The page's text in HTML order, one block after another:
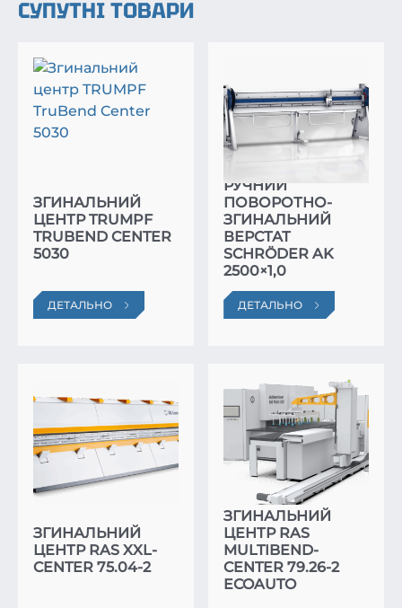
СУПУТНІ ТОВАРИ
ЗГИНАЛЬНИЙ
ЦЕНТР TRUMPF
TRUBEND CENTER
5030
ДЕТАЛЬНО
РУЧНИЙ
ПОВОРОТНО-
ЗГИНАЛЬНИЙ
ВЕРСТАТ
SCHRÖDER AK
2500×1,0
ДЕТАЛЬНО
ЗГИНАЛЬНИЙ
ЦЕНТР RAS XXL-
CENTER 75.04-2
ЗГИНАЛЬНИЙ
ЦЕНТР RAS
MULTIBEND-
CENTER 79.26-2
ECOAUTO